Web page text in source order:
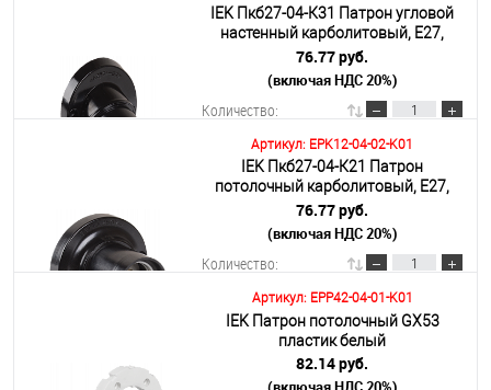
В корзину
Подробнее
IEK Пкб27-04-К31 Патрон угловой
настенный карболитовый, Е27,
черный
76.77 руб.
(включая НДС 20%)
Количество:
В корзину
Подробнее
Артикул: EPK12-04-02-K01
IEK Пкб27-04-К21 Патрон
потолочный карболитовый, Е27,
черный
76.77 руб.
(включая НДС 20%)
Количество:
В корзину
Подробнее
Артикул: EPP42-04-01-K01
IEK Патрон потолочный GX53
пластик белый
82.14 руб.